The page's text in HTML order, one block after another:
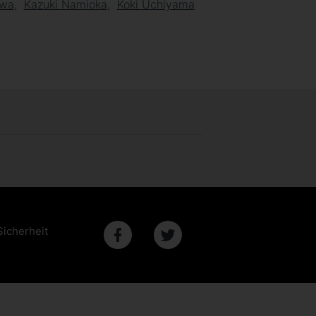
Kazuki Namioka
Koki Uchiyama